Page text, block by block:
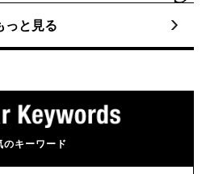
っと見る
のキーワード